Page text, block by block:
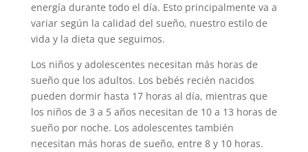
energía durante todo el día. Esto principalmente va a
variar según la calidad del sueño, nuestro estilo de
vida y la dieta que seguimos.
Los niños y adolescentes necesitan más horas de
sueño que los adultos. Los bebés recién nacidos
pueden dormir hasta 17 horas al día, mientras que
los niños de 3 a 5 años necesitan de 10 a 13 horas de
sueño por noche. Los adolescentes también
necesitan más horas de sueño, entre 8 y 10 horas.